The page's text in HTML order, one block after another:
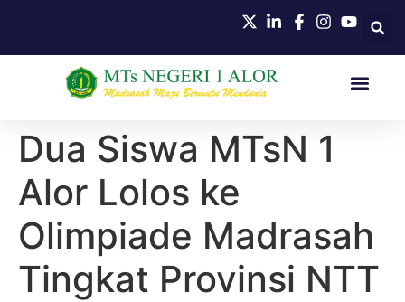
Dua Siswa MTsN 1
Alor Lolos ke
Olimpiade Madrasah
Tingkat Provinsi NTT